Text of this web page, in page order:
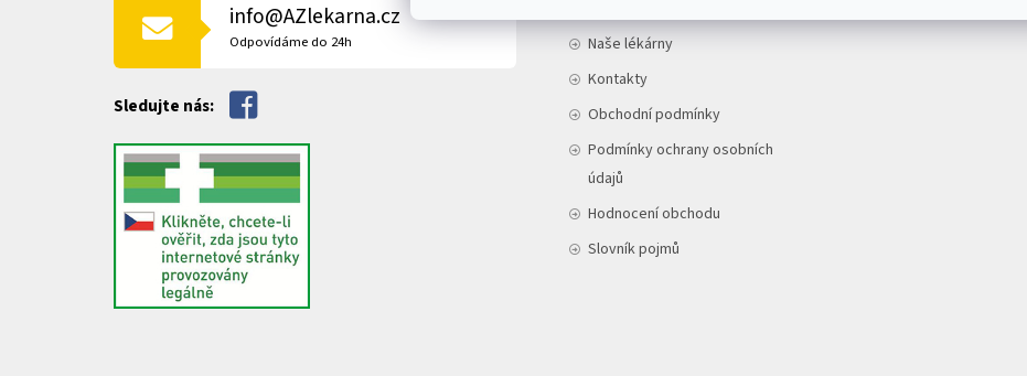
info@AZlekarna.cz
Odpovídáme do 24h
Sledujte nás:
Naše lékárny
Kontakty
Obchodní podmínky
Podmínky ochrany osobních
údajů
Hodnocení obchodu
Slovník pojmů